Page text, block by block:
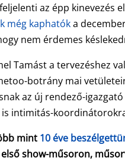
az épp kinevezés
még kaphatóka
nem érdemes
Tamást a tervezéshez
botrány mai
az új rendező-
intimitás-
mint 10 éve
show-műsoron,